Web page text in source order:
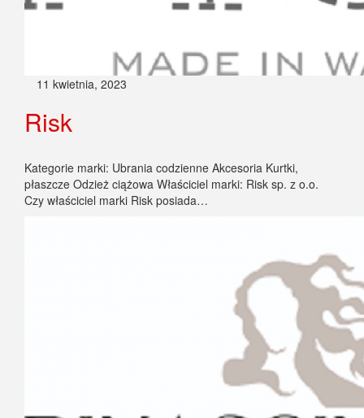
11 kwietnia, 2023
Risk
Kategorie marki: Ubrania codzienne Akcesoria Kurtki,
płaszcze Odzież ciążowa Właściciel marki: Risk sp. z o.o.
Czy właściciel marki Risk posiada…